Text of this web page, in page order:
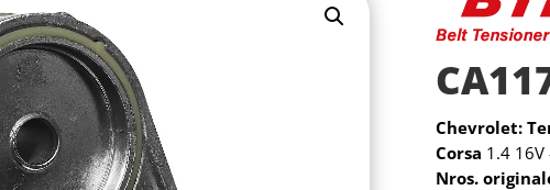
Chevrolet:
Corsa 1.4
Nros.